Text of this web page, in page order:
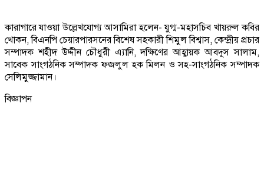
কারাগারে যাওয়া উল্লেখযোগ্য আসামিরা হলেন- যুগ্ম-মহাসচিব খায়রুল কবির
খোকন, বিএনপি চেয়ারপারসনের বিশেষ সহকারী শিমুল বিশ্বাস, কেন্দ্রীয় প্রচার
সম্পাদক শহীদ উদ্দীন চৌধুরী এ্যানি, দক্ষিণের আহ্বায়ক আবদুস সালাম,
সাবেক সাংগঠনিক সম্পাদক ফজলুল হক মিলন ও সহ-সাংগঠনিক সম্পাদক
সেলিমুজ্জামান।
বিজ্ঞাপন